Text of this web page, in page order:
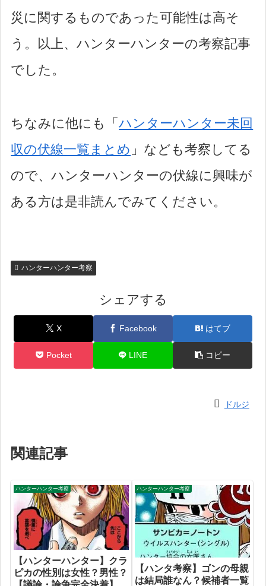
災に関するものであった可能性は高そ
う。以上、ハンターハンターの考察記事
でした。
ちなみに他にも「ハンターハンター未回
収の伏線一覧まとめ 」なども考察してる
ので、ハンターハンターの伏線に興味が
ある方は是非読んでみてください。
ハンターハンター考察
シェアする
X Facebook はてブ
Pocket LINE コピー
ドルジ
関連記事
ハンターハンター考察
【ハンターハンター】クラ
ピカの性別は女性？男性？
ハンターハンター考察
【ハンタ考察】ゴンの母親
は結局誰なん？候補者一覧